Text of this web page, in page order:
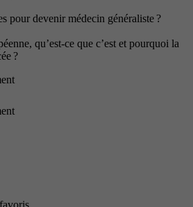
pour devenir médecin généraliste ?
qu’est-ce que c’est et pourquoi la
?